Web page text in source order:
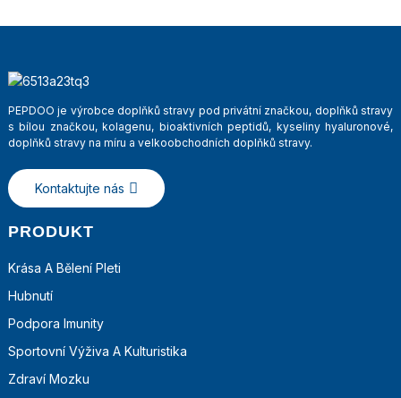
PEPDOO je výrobce doplňků stravy pod privátní značkou, doplňků stravy
s bílou značkou, kolagenu, bioaktivních peptidů, kyseliny hyaluronové,
doplňků stravy na míru a velkoobchodních doplňků stravy.
Kontaktujte nás
PRODUKT
Krása A Bělení Pleti
Hubnutí
Podpora Imunity
Sportovní Výživa A Kulturistika
Zdraví Mozku